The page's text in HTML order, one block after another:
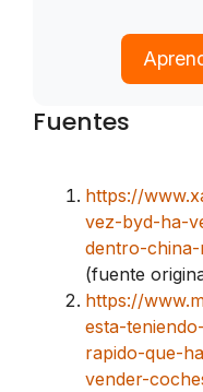
Fuentes
https://
vez-byd-ha-
dentro-
(fuente
https://
esta-
rapido-que-
vender-